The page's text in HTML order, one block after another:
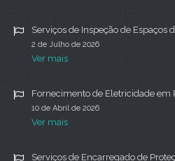
Serviços de Inspeção de Espaços
2 de Julho de 2026
Ver mais
Fornecimento de Eletricidade em
10 de Abril de 2026
Ver mais
Serviços de Encarregado de